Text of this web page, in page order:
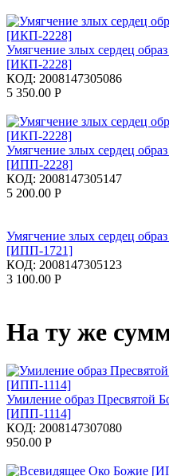
Умягчение злых сердец
[ИКП-2228]
КОД: 2008147305086
5 350.00 Р
Умягчение злых сердец
[ИПП-2228]
КОД: 2008147305147
5 200.00 Р
Умягчение злых сердец
[ИПП-1721]
КОД: 2008147305123
3 100.00 Р
На ту же
Умиление образ Пресвятой
[ИПП-1114]
КОД: 2008147307080
950.00 Р